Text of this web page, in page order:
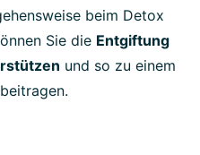
beim Detox
Sie die Entgiftung
und so zu einem